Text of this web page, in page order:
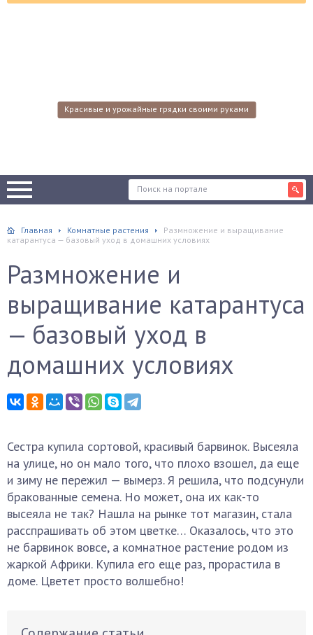
Красивые и урожайные грядки своими руками
Главная Комнатные растения
Размножение и выращивание
катарантуса — базовый уход в домашних условиях
Размножение и
выращивание катарантуса
— базовый уход в
домашних условиях
Сестра купила сортовой, красивый барвинок. Высеяла
на улице, но он мало того, что плохо взошел, да еще
и зиму не пережил — вымерз. Я решила, что подсунули
бракованные семена. Но может, она их как-то
высеяла не так? Нашла на рынке тот магазин, стала
расспрашивать об этом цветке… Оказалось, что это
не барвинок вовсе, а комнатное растение родом из
жаркой Африки. Купила его еще раз, прорастила в
доме. Цветет просто волшебно!